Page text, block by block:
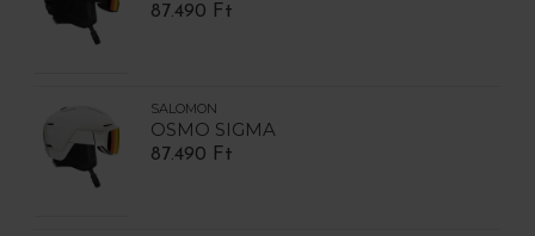
87.490 Ft
SALOMON
OSMO SIGMA
87.490 Ft